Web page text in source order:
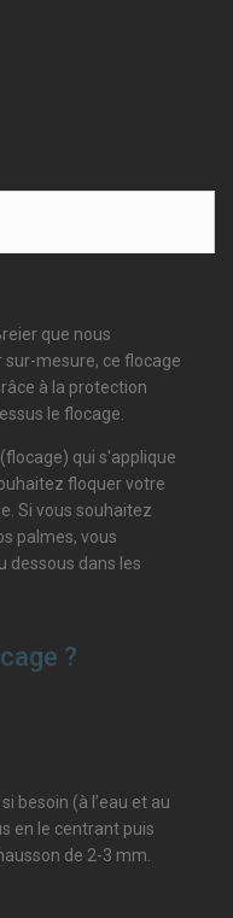
que nous
sur-mesure, ce flocage
à la protection
le flocage.
qui s'applique
floquer votre
Si vous souhaitez
palmes, vous
dessous dans les
?
besoin (à l’eau et au
en le centrant puis
de 2-3 mm.